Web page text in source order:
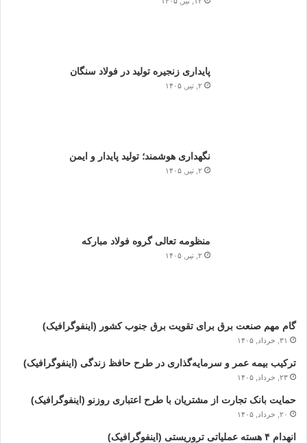
پایداری زنجیره تولید در فولاد سنگان
۲, تیر, ۱۴۰۵
نگهداری هوشمند؛ تولید پایدار و ایمن
۲, تیر, ۱۴۰۵
منظومه تعالی گروه فولاد مبارکه
۲, تیر, ۱۴۰۵
گام مهم صنعت برق برای تقویت برق جنوب کشور (اینفوگرافیک)
۳۱, خرداد, ۱۴۰۵
ترکیب بیمه عمر و سرمایه‌گذاری در طرح حافظ زندگی (اینفوگرافیک)
۲۳, خرداد, ۱۴۰۵
حمایت بانک تجارت از مشتریان با طرح اعتباری روزنو (اینفوگرافیک)
۲۰, خرداد, ۱۴۰۵
انهدام ۴ هسته عملیاتی تروریستی (اینفوگرافیک)